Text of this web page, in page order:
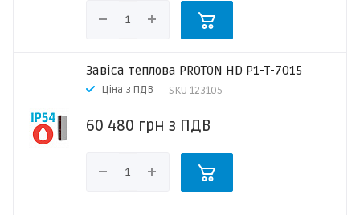
Завіса теплова PROTON HD P1-T-7015
Ціна з ПДВ SKU 123105
60 480 грн з ПДВ